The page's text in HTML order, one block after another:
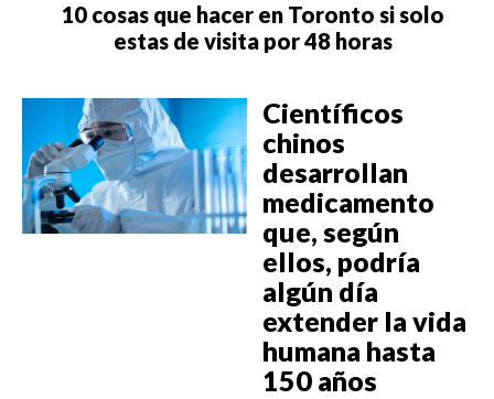
10 cosas que hacer en Toronto si solo
estas de visita por 48 horas
Científicos
chinos
desarrollan
medicamento
que, según
ellos, podría
algún día
extender la vida
humana hasta
150 años